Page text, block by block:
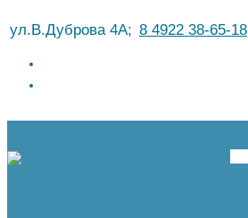
кул.В.Дуброва 4А; 8 4922 38-65-18